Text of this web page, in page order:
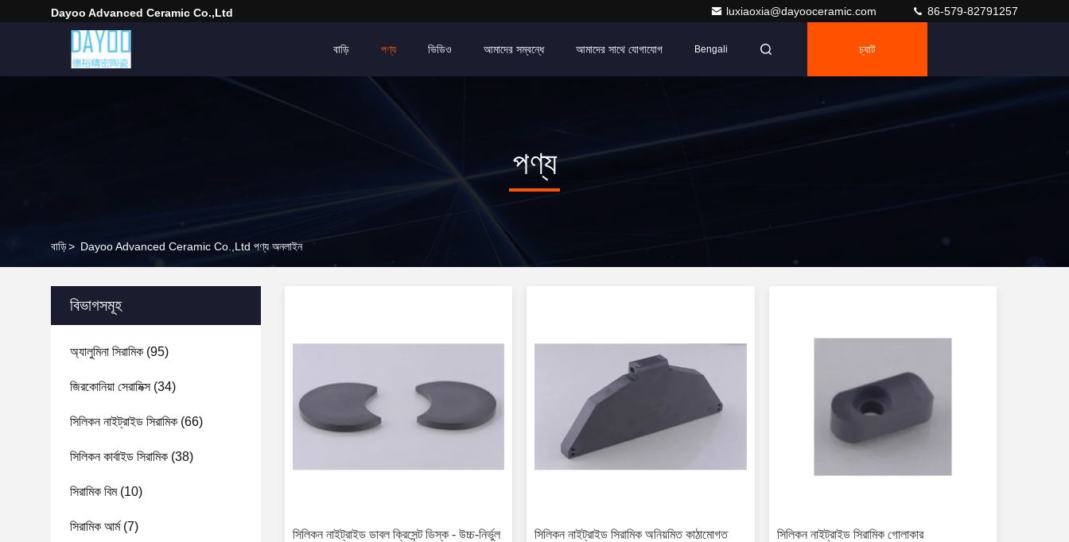
Dayoo Advanced Ceramic Co.,Ltd luxiaoxia@dayooceramic.com 86-579-82791257
বাড়ি পণ্য ভিডিও আমাদের সম্বন্ধে আমাদের সাথে যোগাযোগ Bengali চ্যাট
পণ্য
বাড়ি> Dayoo Advanced Ceramic Co.,Ltd পণ্য অনলাইন
বিভাগসমূহ
অ্যালুমিনা সিরামিক (95)
জিরকোনিয়া সেরামিক্স(34)
সিলিকন নাইট্রাইড সিরামিক (66)
সিলিকন কার্বাইড সিরামিক (38)
সিরামিক বিম(10)
সিরামিক আর্ম(7)
সিলিকন নাইট্রাইড ডাবল ক্রিসেন্ট ডিস্ক - উচ্চ-নির্ভুল
সিলিকন নাইট্রাইড সিরামিক অনিয়মিত কাঠামোগত
সিলিকন নাইট্রাইড সিরামিক গোলাকার